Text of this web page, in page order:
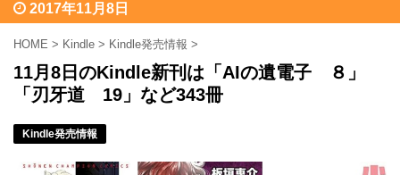
2017年11月8日
HOME > Kindle > Kindle発売情報 >
11月8日のKindle新刊は「AIの遺電子 ８」
「刃牙道 19」など343冊
Kindle発売情報